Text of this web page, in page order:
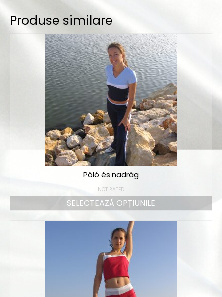
Produse similare
Póló és nadrág
NOT RATED
SELECTEAZĂ OPȚIUNILE